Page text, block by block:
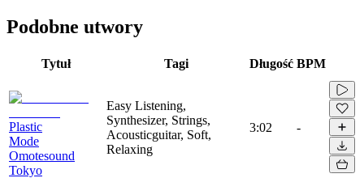
Podobne utwory
Tytuł Tagi Długość BPM
Plastic
Mode
Omotesound
Tokyo
Easy Listening,
Synthesizer, Strings,
Acousticguitar, Soft,
Relaxing
3:02 -